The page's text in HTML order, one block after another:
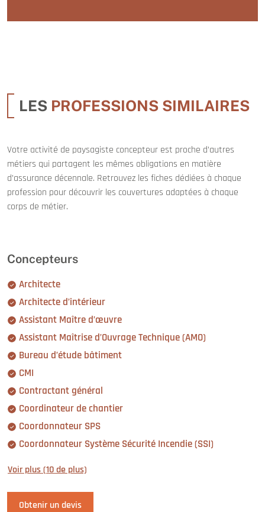
LES PROFESSIONS SIMILAIRES
Votre activité de paysagiste concepteur est proche d’autres
métiers qui partagent les mêmes obligations en matière
d’assurance décennale. Retrouvez les fiches dédiées à chaque
profession pour découvrir les couvertures adaptées à chaque
corps de métier.
Concepteurs
Architecte
Architecte d’intérieur
Assistant Maître d’œuvre
Assistant Maîtrise d’Ouvrage Technique (AMO)
Bureau d’étude bâtiment
CMI
Contractant général
Coordinateur de chantier
Coordonnateur SPS
Coordonnateur Système Sécurité Incendie (SSI)
Voir plus (10 de plus)
Obtenir un devis